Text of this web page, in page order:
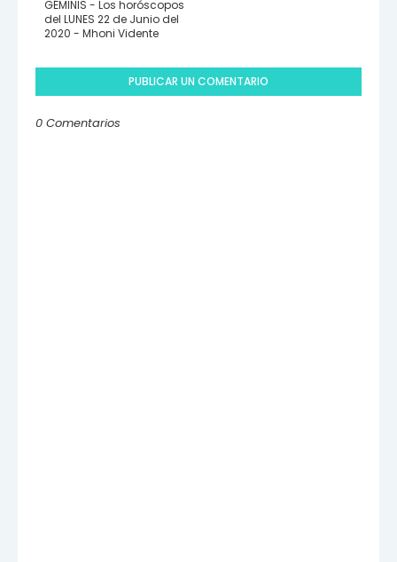
GÉMINIS - Los horóscopos
del LUNES 22 de Junio del
2020 - Mhoni Vidente
PUBLICAR UN COMENTARIO
0 Comentarios